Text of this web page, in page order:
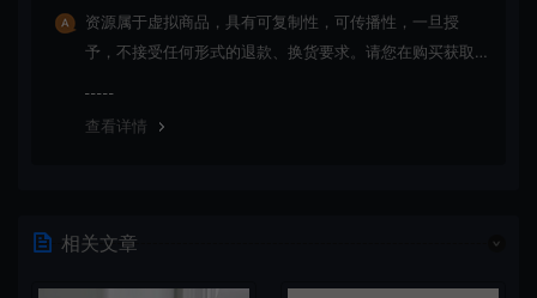
资源属于虚拟商品，具有可复制性，可传播性，一旦授
予，不接受任何形式的退款、换货要求。请您在购买获取
查看详情
相关文章